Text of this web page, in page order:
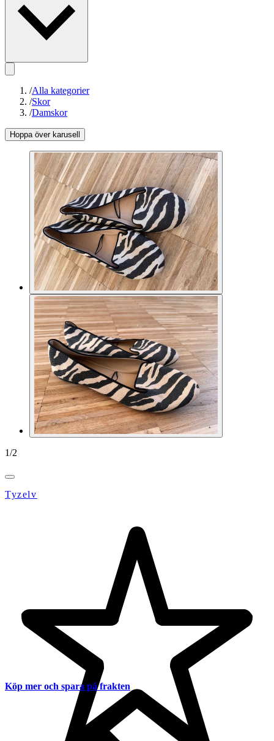
/Alla kategorier
/Skor
/Damskor
Hoppa över karusell
1/2
Tyzelv
Köp mer och spara på frakten